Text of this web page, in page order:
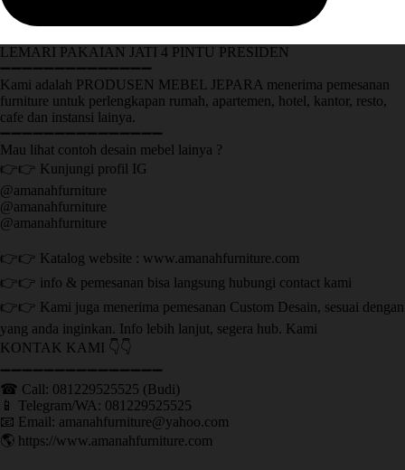
LEMARI PAKAIAN JATI 4 PINTU PRESIDEN
➖➖➖➖➖➖➖➖➖➖➖➖➖➖
Kami adalah PRODUSEN MEBEL JEPARA menerima pemesanan
furniture untuk perlengkapan rumah, apartemen, hotel, kantor, resto,
cafe dan instansi lainya.
➖➖➖➖➖➖➖➖➖➖➖➖➖➖➖
Mau lihat contoh desain mebel lainya ?
👉👉 Kunjungi profil IG
@amanahfurniture
@amanahfurniture
@amanahfurniture
👉👉 Katalog website : www.amanahfurniture.com
👉👉 info & pemesanan bisa langsung hubungi contact kami
👉👉 Kami juga menerima pemesanan Custom Desain, sesuai dengan
yang anda inginkan. Info lebih lanjut, segera hub. Kami
KONTAK KAMI 👇👇
➖➖➖➖➖➖➖➖➖➖➖➖➖➖➖ ㅤ
☎ Call: 081229525525 (Budi)
📱 Telegram/WA: 081229525525
📧 Email: amanahfurniture@yahoo.com
🌎 https://www.amanahfurniture.com